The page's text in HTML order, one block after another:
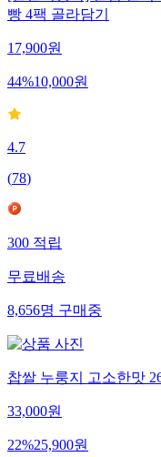
[만원의행복] 한입 간식
빵 4팩 골라담기
17,900원
44%10,000원
4.7
(78)
300적립
무료배송
8,656명구매중
찹쌀 누룽지 고소한맛
33,000원